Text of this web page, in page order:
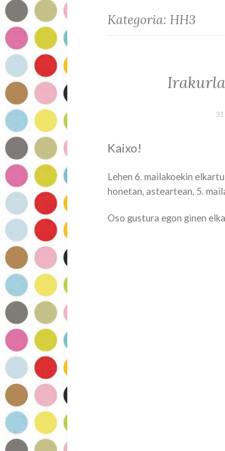
Kategoria: HH3
31
Kaixo!
Lehen 6. mailakoekin
honetan, asteartean, 5.
Oso gustura egon ginen